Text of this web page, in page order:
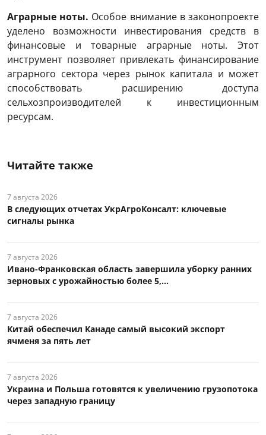
Аграрные ноты. Особое внимание в законопроекте
уделено возможности инвестирования средств в
финансовые и товарные аграрные ноты. Этот
инструмент позволяет привлекать финансирование
аграрного сектора через рынок капитала и может
способствовать расширению доступа
сельхозпроизводителей к инвестиционным
ресурсам.
Читайте также
7 августа 2026
В следующих отчетах УкрАгроКонсалт: ключевые
сигналы рынка
7 августа 2026
Ивано-Франковская область завершила уборку ранних
зерновых с урожайностью более 5,...
7 августа 2026
Китай обеспечил Канаде самый высокий экспорт
ячменя за пять лет
7 августа 2026
Украина и Польша готовятся к увеличению грузопотока
через западную границу